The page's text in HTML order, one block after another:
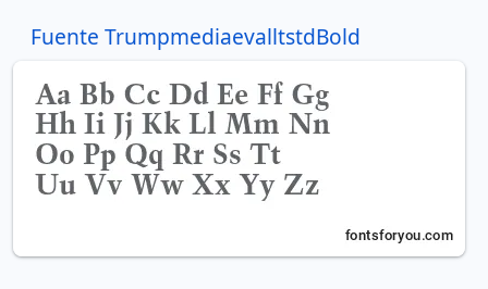
Fuente TrumpmediaevalltstdBold